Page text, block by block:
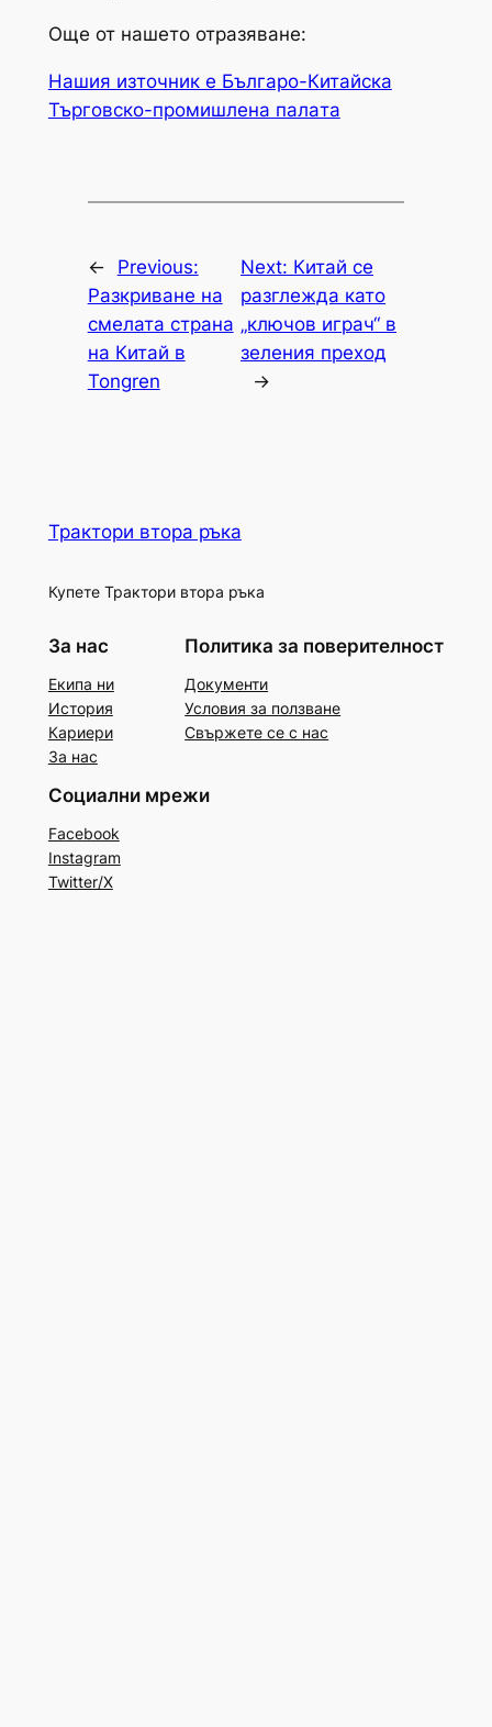
Още от нашето отразяване:
Нашия източник е Българо-Китайска
Търговско-промишлена палaта
←
Previous:
Разкриване на
смелата страна
на Китай в
Tongren
Next: Китай се
разглежда като
„ключов играч“ в
зеления преход
→
Трактори втора ръка
Купете Трактори втора ръка
За нас
Екипа ни
История
Кариери
За нас
Политика за поверителност
Документи
Условия за ползване
Свържете се с нас
Социални мрежи
Facebook
Instagram
Twitter/X